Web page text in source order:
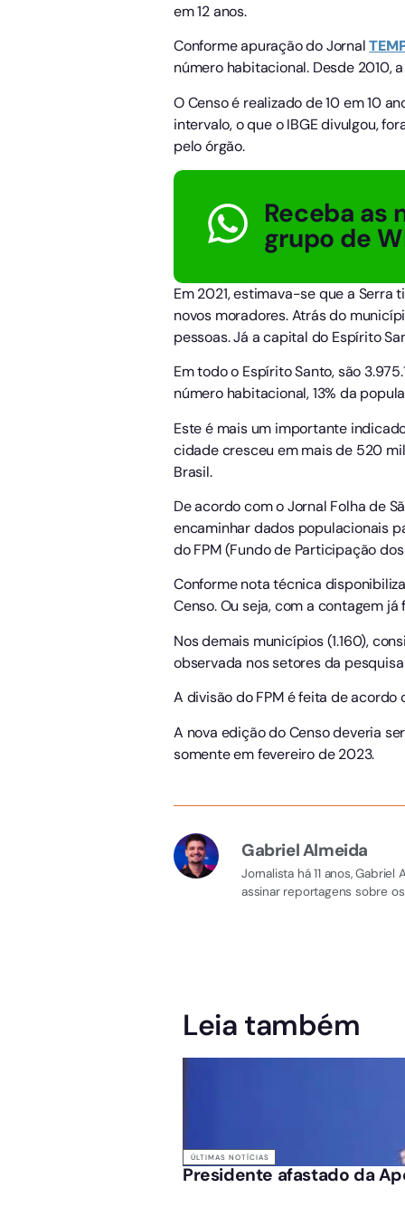
em 12 anos.
Conforme apuração do Jornal
número habitacional. Desde 2010,
O Censo é realizado de 10 em 10
intervalo, o que o IBGE divulgou,
pelo órgão.
Receba as
grupo de
Em 2021, estimava-se que a Serra
novos moradores. Atrás do
pessoas. Já a capital do Espírito
Em todo o Espírito Santo, são
número habitacional, 13% da
Este é mais um importante
cidade cresceu em mais de 520
Brasil.
De acordo com o Jornal Folha de
encaminhar dados populacionais
do FPM (Fundo de Participação
Conforme nota técnica
Censo. Ou seja, com a contagem
Nos demais municípios (1.160),
observada nos setores da
A divisão do FPM é feita de
A nova edição do Censo deveria
somente em fevereiro de 2023.
Gabriel Almeida
Jornalista há 11 anos,
assinar reportagens sobre
Leia também
ÚLTIMAS NOTÍCIAS
Presidente afastado da